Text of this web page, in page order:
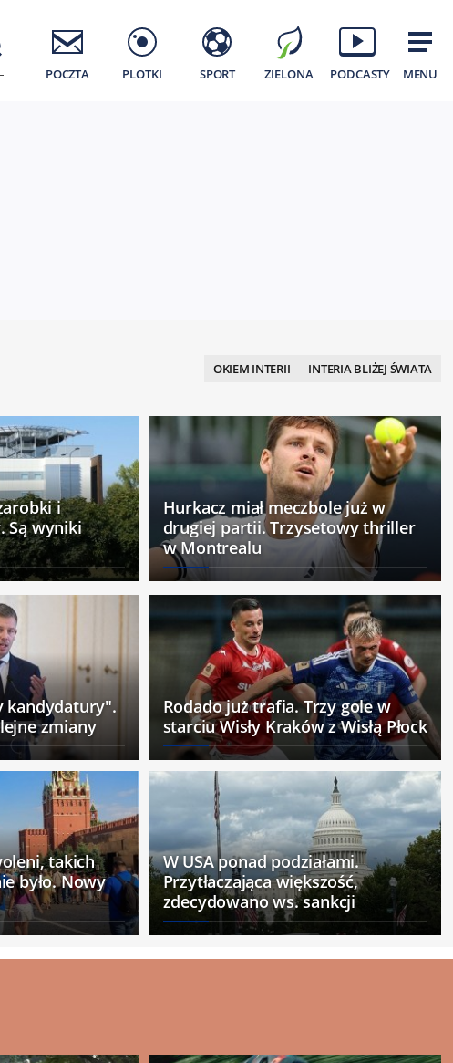
POCZTA PLOTKI SPORT ZIELONA PODCASTY MENU
OKIEM INTERII INTERIA BLIŻEJ ŚWIATA
i
Są wyniki
Hurkacz miał meczbole już w
drugiej partii. Trzysetowy thriller
w Montrealu
kandydatury".
zmiany
Rodado już trafia. Trzy gole w
starciu Wisły Kraków z Wisłą Płock
takich
było. Nowy
W USA ponad podziałami.
Przytłaczająca większość,
zdecydowano ws. sankcji